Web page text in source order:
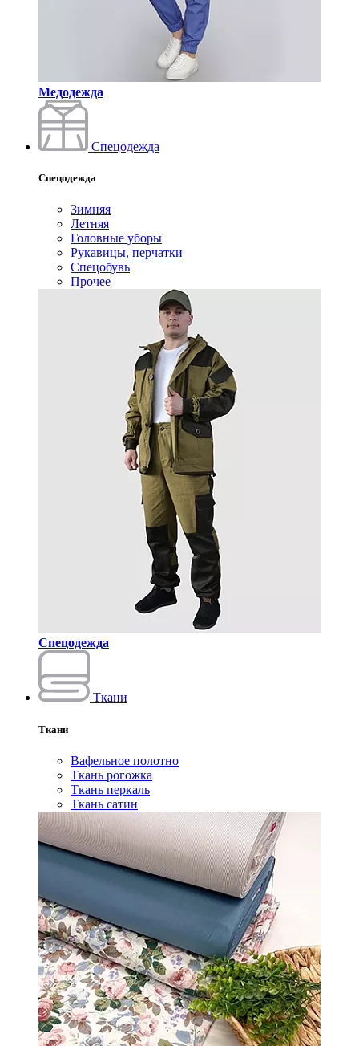
Медодежда
Спецодежда
Спецодежда
Зимняя
Летняя
Головные уборы
Рукавицы, перчатки
Спецобувь
Прочее
Спецодежда
Ткани
Ткани
Вафельное полотно
Ткань рогожка
Ткань перкаль
Ткань сатин